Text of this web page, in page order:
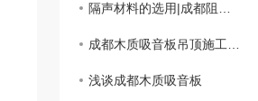
隔声材料的选用|成都阻尼隔音板
成都木质吸音板吊顶施工工艺流程
浅谈成都木质吸音板